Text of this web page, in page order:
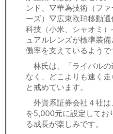
ンド、▽華為技術（フ
ーズ）▽広東欧珀移動
科技（小米、シャオミ
ュアルレンズが標準装
働率を支えているようで
林氏は、「ライバルの
なく、どこよりも速く走
と戒めています。
外資系証券会社４社は
を5,000元に設定してお
る成長が楽しみです。